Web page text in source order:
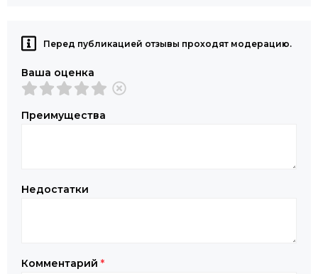
Перед публикацией отзывы проходят модерацию.
Ваша оценка
Преимущества
Недостатки
Комментарий *